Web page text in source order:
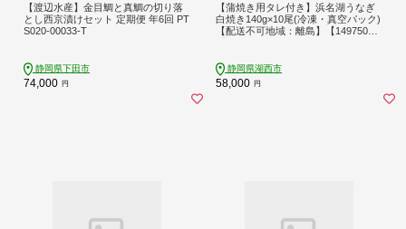
【渡辺水産】金目鯛と真鯛の切り落
とし西京漬けセット 定期便 年6回 PT
S020-00033-T
静岡県下田市
74,000 円
【蒲焼き用タレ付き】浜名湖うなぎ
白焼き140g×10尾(冷凍・真空パック)
【配送不可地域：離島】【149750
静岡県湖西市
58,000 円